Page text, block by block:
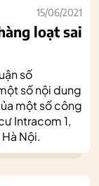
15/06/2021
loạt sai
số
số nội dung
một số công
Intracom 1,
Nội.